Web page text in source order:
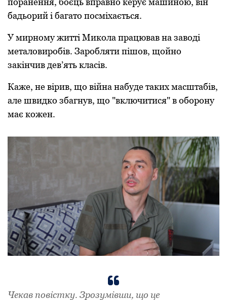
бадьорий і багато посміхається.
У мирному житті Микола працював на заводі
металовиробів. Заробляти пішов, щойно
закінчив дев’ять класів.
Каже, не вірив, що війна набуде таких масштабів,
але швидко збагнув, що "включитися" в оборону
має кожен.
Чекав повістку. Зрозумівши, що це